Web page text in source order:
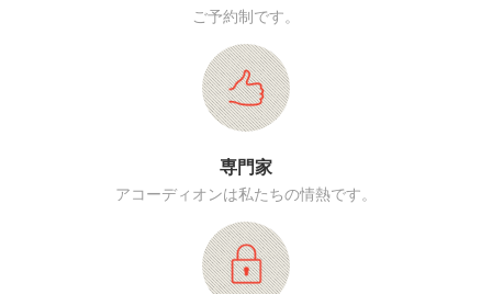
ご予約制です。
専門家
アコーディオンは私たちの情熱です。